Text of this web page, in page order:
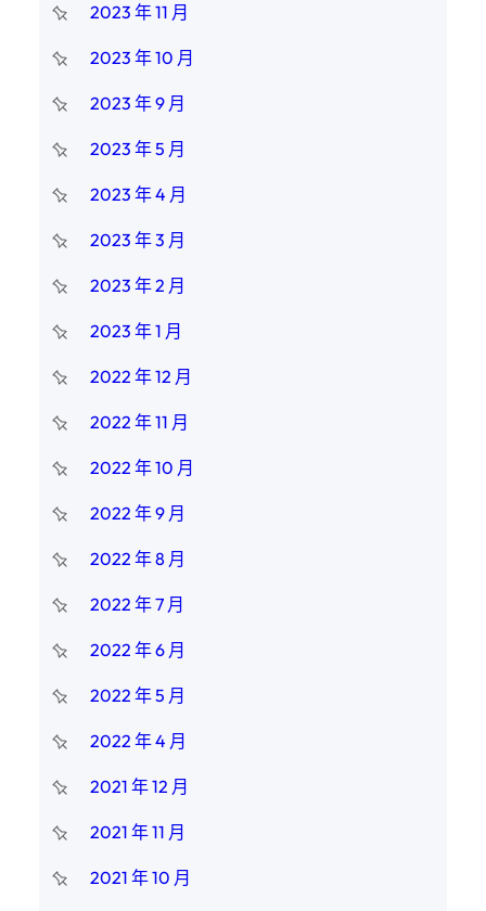
2023 年 11 月
2023 年 10 月
2023 年 9 月
2023 年 5 月
2023 年 4 月
2023 年 3 月
2023 年 2 月
2023 年 1 月
2022 年 12 月
2022 年 11 月
2022 年 10 月
2022 年 9 月
2022 年 8 月
2022 年 7 月
2022 年 6 月
2022 年 5 月
2022 年 4 月
2021 年 12 月
2021 年 11 月
2021 年 10 月